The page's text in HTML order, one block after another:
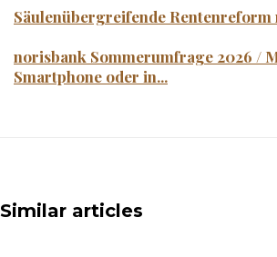
Säulenübergreifende
norisbank Sommerumfrage 2026 /
Smartphone oder in...
Similar articles